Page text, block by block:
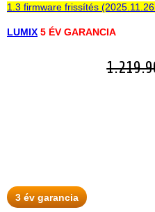
1.3 firmware frissítés
LUMIX 5 ÉV GARANCIA
3 év garancia